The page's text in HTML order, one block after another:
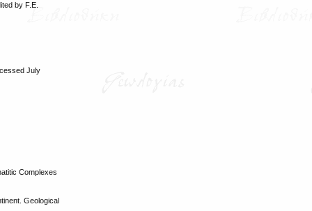
by F.E.
July
Complexes
Geological